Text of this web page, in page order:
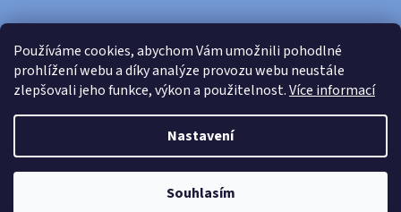
Používáme cookies, abychom Vám umožnili pohodlné
prohlížení webu a díky analýze provozu webu neustále
zlepšovali jeho funkce, výkon a použitelnost.Více informací
Nastavení
Souhlasím
FACEBOOK
Copyright 2026Cardsnation.cz. Všechna práva